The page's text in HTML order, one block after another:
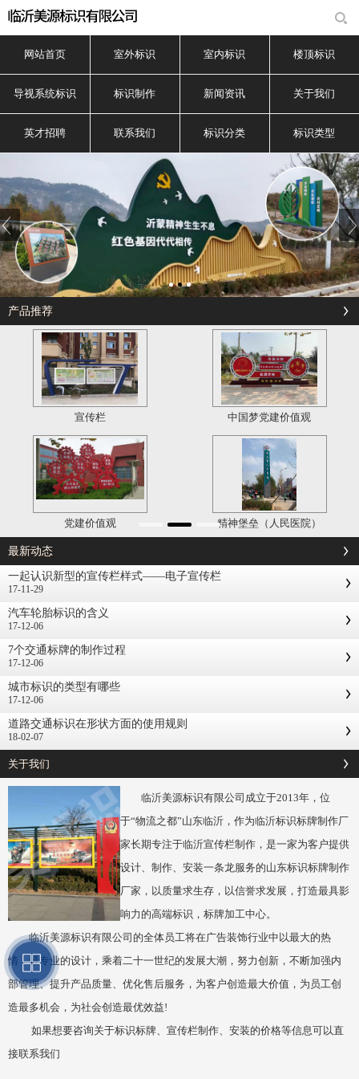
网站首页 室外标识 室内标识 楼顶标识
导视系统标识 标识制作 新闻资讯 关于我们
英才招聘 联系我们 标识分类 标识类型
产品推荐
宣传栏 中国梦党建价值观
党建价值观 精神堡垒（人民医院）
最新动态
一起认识新型的宣传栏样式——电子宣传栏
17-11-29
汽车轮胎标识的含义
17-12-06
7个交通标牌的制作过程
17-12-06
城市标识的类型有哪些
17-12-06
道路交通标识在形状方面的使用规则
18-02-07
关于我们
临沂美源标识有限公司成立于2013年，位
于“物流之都”山东临沂，作为临沂标识标牌制作厂
家长期专注于临沂宣传栏制作，是一家为客户提供
设计、制作、安装一条龙服务的山东标识标牌制作
厂家，以质量求生存，以信誉求发展，打造最具影
响力的高端标识，标牌加工中心。
临沂美源标识有限公司的全体员工将在广告装饰行业中以最大的热
情，最专业的设计，乘着二十一世纪的发展大潮，努力创新，不断加强内
部管理、提升产品质量、优化售后服务，为客户创造最大价值，为员工创
造最多机会，为社会创造最优效益!
如果想要咨询关于标识标牌、宣传栏制作、安装的价格等信息可以直
接联系我们